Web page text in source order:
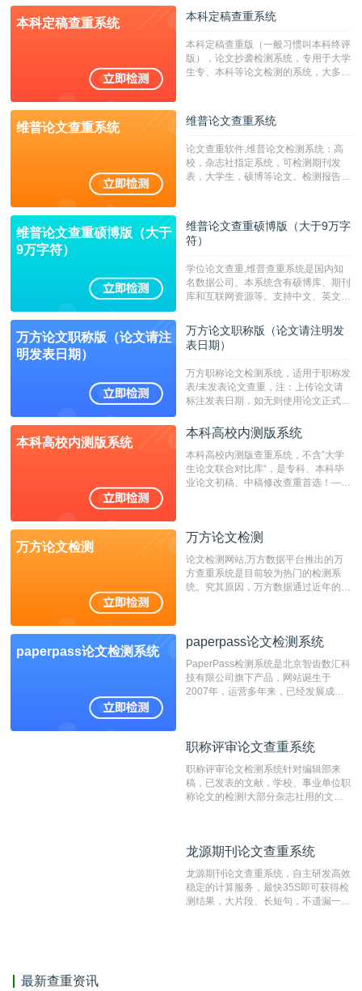
校用来检测硕博论文的系统，检测范围
广，数据来源真实，检测算法合理!本
字符数30万）
本科定稿查重系统 本科定稿查重系统
本科定稿查重版（一般习惯叫本科终评
版），论文抄袭检测系统，专用于大学
生专、本科等论文检测的系统，大多数
维普论文查重系统 维普论文查重系统
论文查重软件,维普论文检测系统：高
校，杂志社指定系统，可检测期刊发
表，大学生，硕博等论文。检测报告支
维普论文查重硕博版（大于
9万字符）
维普论文查重硕博版（大于9万字
符）
学位论文查重,维普查重系统是国内知
名数据公司。本系统含有硕博库、期刊
库和互联网资源等。支持中文、英文、
定院校！！！
万方论文职称版（论文请注
明发表日期）
万方论文职称版（论文请注明发
表日期）
万方职称论文检测系统，适用于职称发
表/未发表论文查重，注：上传论文请
标注发表日期，如无则使用论文正式发
成时间作为发表日期。
本科高校内测版系统
本科高校内测版系统
本科高校内测版查重系统，不含”大学
生论文联合对比库“，是专科、本科毕
业论文初稿、中稿修改查重首选！——
万方论文检测
万方论文检测
论文检测网站,万方数据平台推出的万
方查重系统是目前较为热门的检测系
统。究其原因，万方数据通过近年的发
非。其次，相对于知网而言，万方检测
重的推荐系统。
paperpass论文检测系统
paperpass论文检测系统
PaperPass检测系统是北京智齿数汇科
技有限公司旗下产品，网站诞生于
2007年，运营多年来，已经发展成为
检测速度快、精度高，市场反映良好。
职称评审论文查重系统
职称评审论文检测系统针对编辑部来
稿，已发表的文献，学校、事业单位职
称论文的检测!大部分杂志社用的文献
编辑部检测来稿和已发表的文献,检测
测时注意填写第一作者,才能排除已发
表文献复制比。（限制字符数1万）
龙源期刊论文查重系统
龙源期刊论文查重系统，自主研发高效
稳定的计算服务，最快35S即可获得检
测结果，大片段、长短句，不遗漏一处
最新查重资讯